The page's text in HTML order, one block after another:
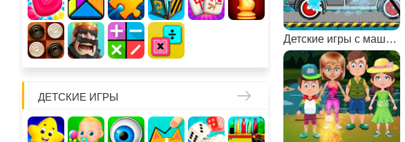
ДЕТСКИЕ ИГРЫ
Детские игры с машинами